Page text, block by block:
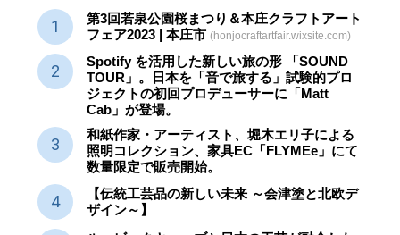
第3回若泉公園桜まつり＆本庄クラフトアート
フェア2023 | 本庄市 (honjocraftartfair.wixsite.com)
Spotify を活用した新しい旅の形 「SOUND
TOUR」。日本を「音で旅する」試験的プロ
ジェクトの初回プロデューサーに「Matt
Cab」が登場。
和紙作家・アーティスト、堀木エリ子による
照明コレクション、家具EC「FLYMEe」にて
数量限定で販売開始。
【伝統工芸品の新しい未来 ～会津塗と北欧デ
ザイン～】